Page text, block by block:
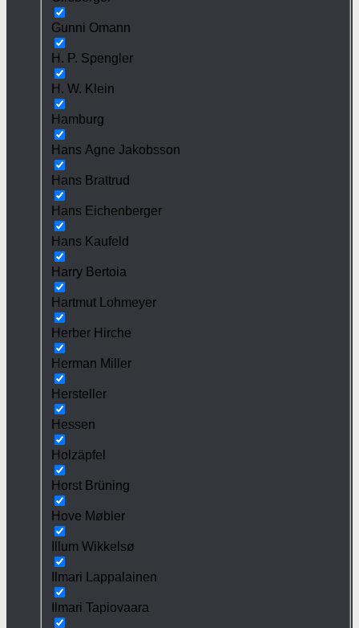
Gunni Omann
H. P. Spengler
H. W. Klein
Hamburg
Hans Agne Jakobsson
Hans Brattrud
Hans Eichenberger
Hans Kaufeld
Harry Bertoia
Hartmut Lohmeyer
Herber Hirche
Herman Miller
Hersteller
Hessen
Holzäpfel
Horst Brüning
Hove Møbler
Illum Wikkelsø
Ilmari Lappalainen
Ilmari Tapiovaara